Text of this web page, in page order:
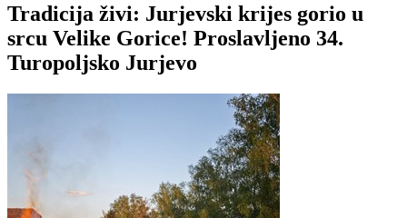
Tradicija živi: Jurjevski krijes gorio u
srcu Velike Gorice! Proslavljeno 34.
Turopoljsko Jurjevo